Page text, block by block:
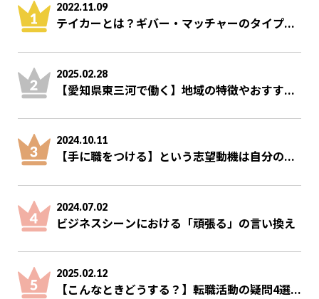
2022.11.09
テイカーとは？ギバー・マッチャーのタイプ...
2025.02.28
【愛知県東三河で働く】地域の特徴やおすす...
2024.10.11
【手に職をつける】という志望動機は自分の...
2024.07.02
ビジネスシーンにおける「頑張る」の言い換え
2025.02.12
【こんなときどうする？】転職活動の疑問4選...